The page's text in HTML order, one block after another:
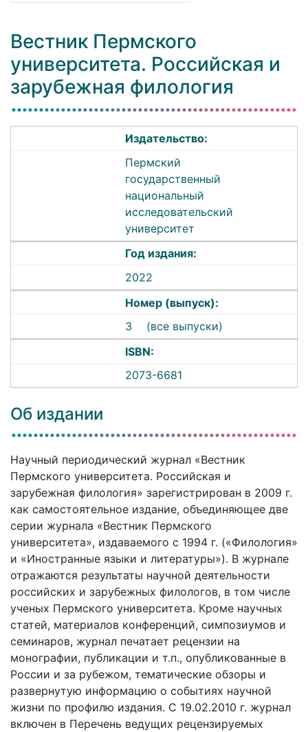
Вестник Пермского
университета. Российская и
зарубежная филология
Издательство:
Пермский
государственный
национальный
исследовательский
университет
Год издания:
2022
Номер (выпуск):
3
(все выпуски)
ISBN:
2073-6681
Об издании
Научный периодический журнал «Вестник
Пермского университета. Российская и
зарубежная филология» зарегистрирован в 2009 г.
как самостоятельное издание, объединяющее две
серии журнала «Вестник Пермского
университета», издаваемого с 1994 г. («Филология»
и «Иностранные языки и литературы»). В журнале
отражаются результаты научной деятельности
российских и зарубежных филологов, в том числе
ученых Пермского университета. Кроме научных
статей, материалов конференций, симпозиумов и
семинаров, журнал печатает рецензии на
монографии, публикации и т.п., опубликованные в
России и за рубежом, тематические обзоры и
развернутую информацию о событиях научной
жизни по профилю издания. С 19.02.2010 г. журнал
включен в Перечень ведущих рецензируемых